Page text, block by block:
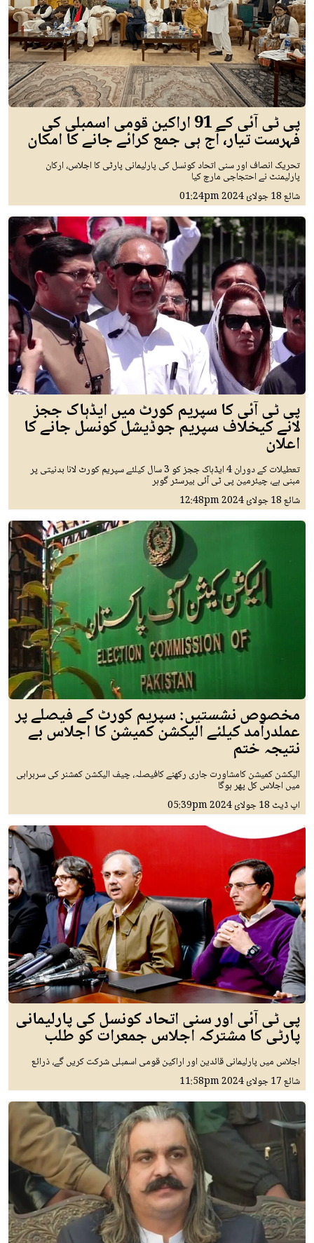
پی ٹی آئی کے 91 اراکین قومی اسمبلی کی
فہرست تیار، آج ہی جمع کرائے جانے کا امکان
تحریک انصاف اور سنی اتحاد کونسل کی پارلیمانی پارٹی کا اجلاس، ارکان
پارلیمنٹ نے احتجاجی مارچ کیا
شائع18 جولائ 2024 01:24pm
پی ٹی آئی کا سپریم کورٹ میں ایڈہاک ججز
لانے کیخلاف سپریم جوڈیشل کونسل جانے کا
اعلان
تعطیلات کے دوران 4 ایڈہاک ججز کو 3 سال کیلئے سپریم کورٹ لانا بدنیتی پر
مبنی ہے، چیئرمین پی ٹی آئی بیرسٹر گوہر
شائع18 جولائ 2024 12:48pm
مخصوص نشستیں: سپریم کورٹ کے فیصلے پر
عملدرآمد کیلئے الیکشن کمیشن کا اجلاس بے
نتیجہ ختم
الیکشن کمیشن کامشاورت جاری رکھنے کافیصلہ، چیف الیکشن کمشنر کی سربراہی
میں اجلاس کل پھر ہوگا
اپ ڈیٹ 18 جولائ 2024 05:39pm
پی ٹی آئی اور سنی اتحاد کونسل کی پارلیمانی
پارٹی کا مشترکہ اجلاس جمعرات کو طلب
اجلاس میں پارلیمانی قائدین اور اراکین قومی اسمبلی شرکت کریں گے، ذرائع
شائع17 جولائ 2024 11:58pm